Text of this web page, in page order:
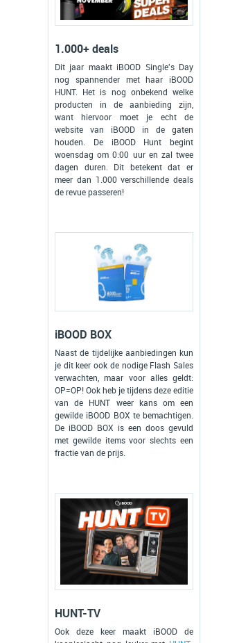
1.000+ deals
Dit jaar maakt iBOOD Single's Day
nog spannender met haar iBOOD
HUNT. Het is nog onbekend welke
producten in de aanbieding zijn,
want hiervoor moet je echt de
website van iBOOD in de gaten
houden. De iBOOD Hunt begint
woensdag om 0:00 uur en zal twee
dagen duren. Dit betekent dat er
meer dan 1.000 verschillende deals
de revue passeren!
iBOOD BOX
Naast de tijdelijke aanbiedingen kun
je dit keer ook de nodige Flash Sales
verwachten, maar voor alles geldt:
OP=OP! Ook heb je tijdens deze editie
van de HUNT weer kans om een
gewilde iBOOD BOX te bemachtigen.
De iBOOD BOX is een doos gevuld
met gewilde items voor slechts een
fractie van de prijs.
HUNT-TV
Ook deze keer maakt iBOOD de